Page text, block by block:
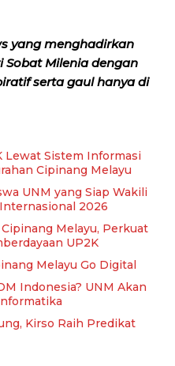
yang menghadirkan
Milenia dengan
serta gaul hanya di
Lewat Sistem Informasi
Cipinang Melayu
UNM yang Siap Wakili
2026
Melayu, Perkuat
UP2K
Melayu Go Digital
Indonesia? UNM Akan
Kirso Raih Predikat